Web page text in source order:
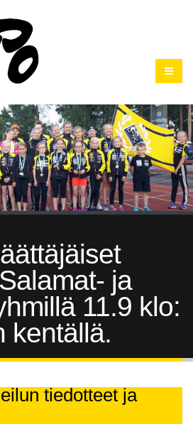
ja
11.9 klo:
kentällä.
tiedotteet ja